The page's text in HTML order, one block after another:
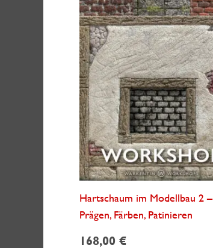
Hartschaum im Modellbau 2 –
Prägen, Färben, Patinieren
168,00 €